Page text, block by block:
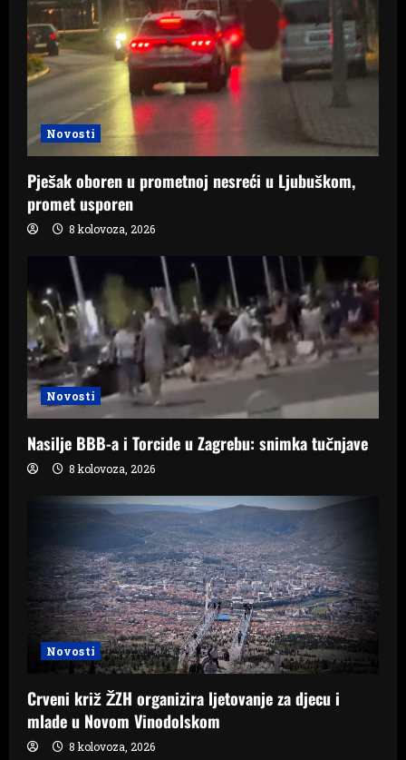
Novosti
Pješak oboren u prometnoj nesreći u Ljubuškom,
promet usporen
8 kolovoza, 2026
Novosti
Nasilje BBB-a i Torcide u Zagrebu: snimka tučnjave
8 kolovoza, 2026
Novosti
Crveni križ ŽZH organizira ljetovanje za djecu i
mlade u Novom Vinodolskom
8 kolovoza, 2026